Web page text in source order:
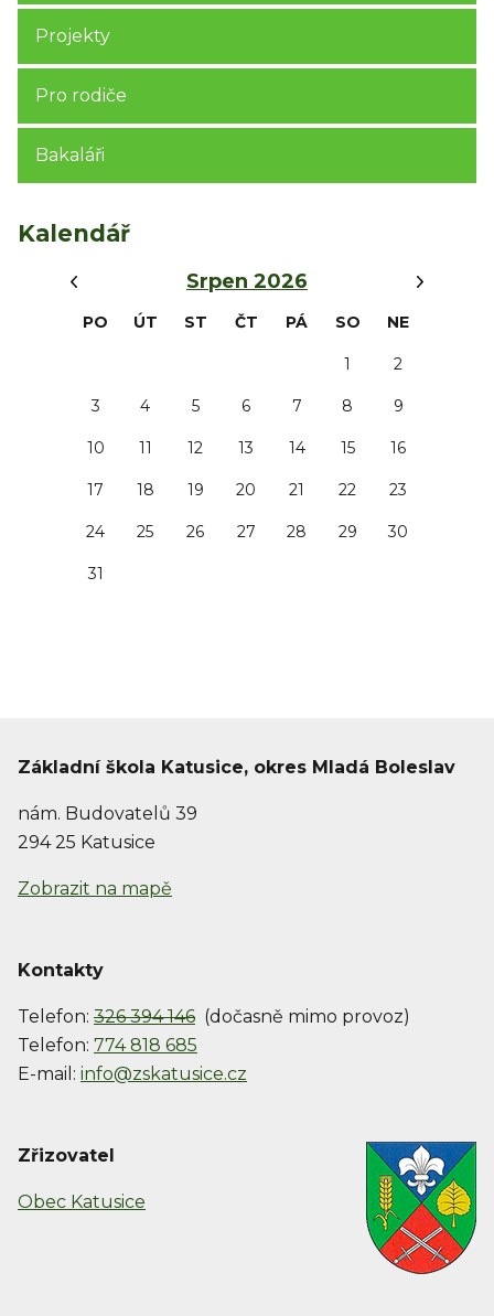
Projekty
Pro rodiče
Bakaláři
Kalendář
Srpen 2026
PO ÚT ST ČT PÁ SO NE
1 2
3 4 5 6 7 8 9
10 11 12 13 14 15 16
17 18 19 20 21 22 23
24 25 26 27 28 29 30
31
Základní škola Katusice, okres Mladá Boleslav
nám. Budovatelů 39
294 25 Katusice
Zobrazit na mapě
Kontakty
Telefon: 326 394 146 (dočasně mimo provoz)
Telefon: 774 818 685
E-mail: info@zskatusice.cz
Zřizovatel
Obec Katusice